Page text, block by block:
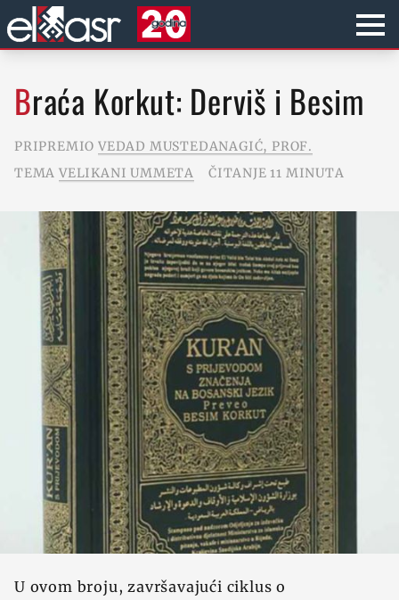
Braća Korkut: Derviš i Besim
PRIPREMIO VEDAD MUSTEDANAGIĆ, PROF.
TEMA VELIKANI UMMETA ČITANJE 11 MINUTA
U ovom broju, završavajući ciklus o